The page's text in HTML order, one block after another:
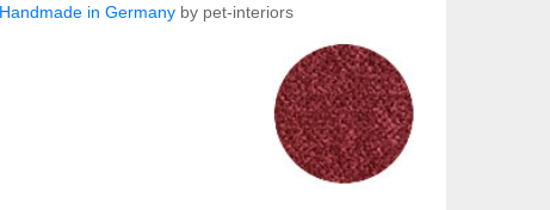
Handmade in Germany by pet-interiors